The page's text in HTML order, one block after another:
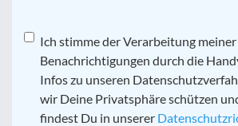
Datenschutz*
Ich stimme der Verarbeitung
Benachrichtigungen durch die
Infos zu unseren
wir Deine Privatsphäre schützen
findest Du in unserer